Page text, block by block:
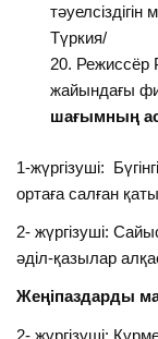
Түркия/
Режиссёр
жайындағы
шағымның
1-жүргізуші:
ортаға салған
2- жүргізуші:
әділ-қазылар
Жеңіпаздарды
2- жүргізуші: